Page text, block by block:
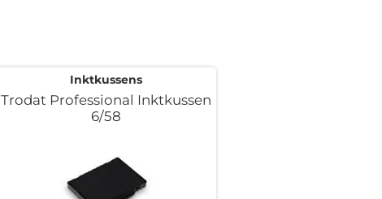
Inktkussens
Trodat Professional Inktkussen
6/58